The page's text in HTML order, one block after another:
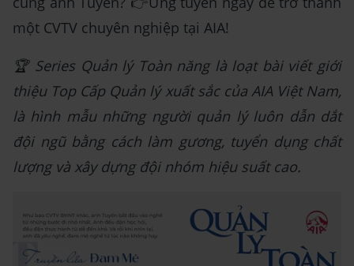
một CVTV chuyên nghiệp tại AIA!
🏆 Series Quản lý Toàn năng là loạt bài viết giới
thiệu Top Cấp Quản lý xuất sắc của AIA Việt Nam,
là hình mẫu những người quản lý luôn dẫn dắt
đội ngũ bằng cách làm gương, tuyển dụng chất
lượng và xây dựng đội nhóm hiệu suất cao.